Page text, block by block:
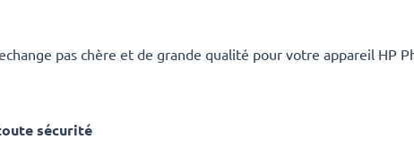
pas chère et de grande qualité pour votre appareil HP
sécurité